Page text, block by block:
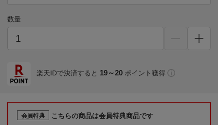
数量
楽天IDで決済すると 19～20 ポイント獲得
会員特典
こちらの商品は会員特典商品です